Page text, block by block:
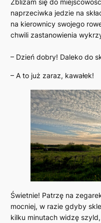
Zbliżam się do
naprzeciwka jedzie na
na kierownicy swojego
chwili zastanowienia
– Dzień dobry! Daleko do
– A to już zaraz, kawałek!
Świetnie! Patrzę na
mocniej, w razie gdyby
kilku minutach widzę